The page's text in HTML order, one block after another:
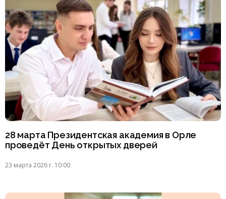
28 марта Президентская академия в Орле
проведёт День открытых дверей
23 марта 2026 г. 10:00